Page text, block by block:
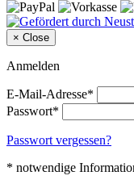
× Close
Anmelden
E-Mail-Adresse*
Passwort*
Passwort vergessen?
* notwendige